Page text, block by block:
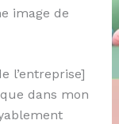
image de
l’entreprise]
dans mon